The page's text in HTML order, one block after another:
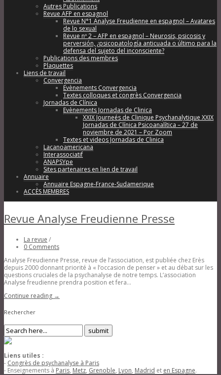
Autres Publications
Revue AFP en espagnol
Revue N°1 Analyse Freudienne en espagnol – Avatares
de lo sexual
Revue nº 2 – AFP en espagnol – Neurosis, psicosis y
perversión, ¿psicopatología anticuada o último para la
defensa del sujeto del inconsciente?
Publications des membres
Plaquettes
Liens de travail
Convergencia
Evènements Convergencia
Textes colloques et congrès Convergencia
Jornadas de Clínica
Evènements Jornadas de Clinica
XXIX Journeés de Clinique Psychanalytique XXIX
Jornadas de Clínica Psicoanalítica – 27 de
noviembre de 2021 – Por Zoom
Textes et videos Jornadas de Clinica
Lacanoamericana
Interassociatif
ANAPSYpe
Sites partenaires en lien de travail
Annuaire
Annuaire Espagne-France-Sudamerique
ACCÈS MEMBRES
Revue Analyse Freudienne Presse
La revue /
0 Comments
Analyse Freudienne Presse, revue de l’association, est publiée chez Erès
depuis 2000 donnant priorité à « l’occasion de penser » et au débat sur les
questions cruciales de la psychanalyse de notre temps. L’association
Analyse freudienne prendra position et fera...
Continue reading →
Rechercher
Liens utiles :
- Congrès de psychanalyse à Paris
- Enseignements à Paris, Metz, Grenoble, Lyon, Madrid et en Espagne.